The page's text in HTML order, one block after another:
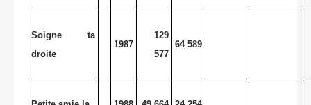
Soigne ta
droite
1987
129
577
64 589